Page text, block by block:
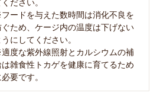
ださい。
ードを与えた数時間は消化不良を
ぐため、ケージ内の温度は下げない
うにしてください。
度な紫外線照射とカルシウムの補
は雑食性トカゲを健康に育てるため
要です。